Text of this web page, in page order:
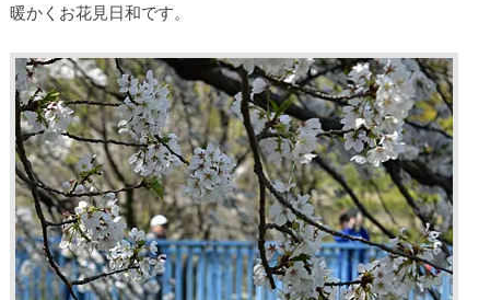
暖かくお花見日和です。